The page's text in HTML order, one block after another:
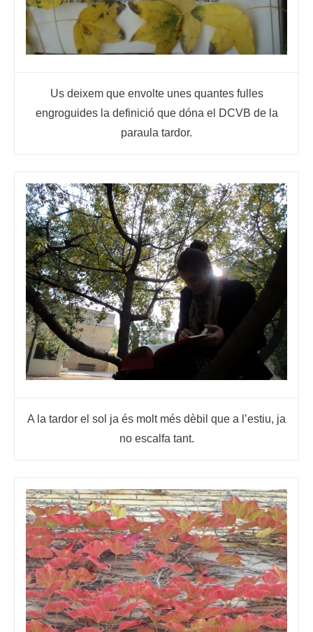
Us deixem que envolte unes quantes fulles
engroguides la definició que dóna el DCVB de la
paraula tardor.
A la tardor el sol ja és molt més dèbil que a l’estiu, ja
no escalfa tant.